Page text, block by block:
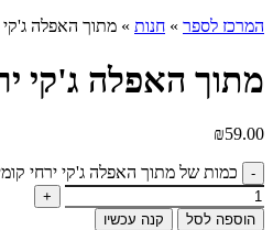
המרכז לספר » חנות » מתוך האפלה ג'קי
מתוך האפלה ג'קי
₪59.00
כמות של מתוך האפלה ג'קי ירחי
הוספה לסל קנה עכשיו